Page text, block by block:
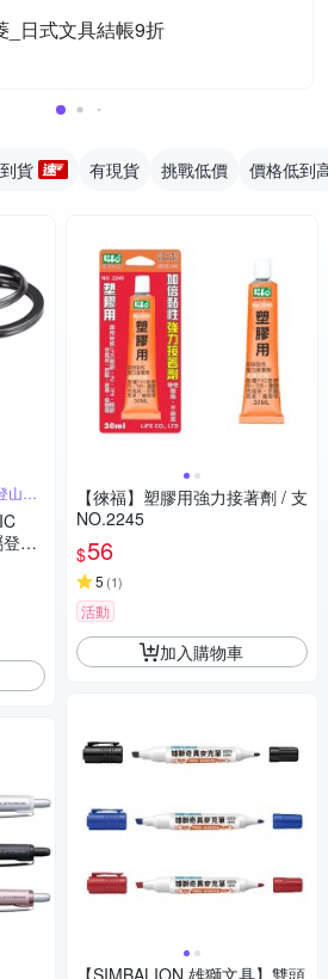
_日式文具結帳9折
貨 有現貨 挑戰低價 價格低到
山扣
山
球
鉤)
推
【徠福】塑膠用強力接著劑 / 支
NO.2245
$56
5 (1)
活動
加入購物車